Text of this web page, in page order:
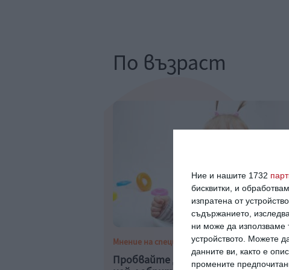
Ние и нашите 1732
бисквитки, и
изпратена от
съдържанието,
ни може да използваме
устройството. Можете
данните ви, както е
промените
По възраст
Мнение на специалиста
Пробвайте да успокоите детето